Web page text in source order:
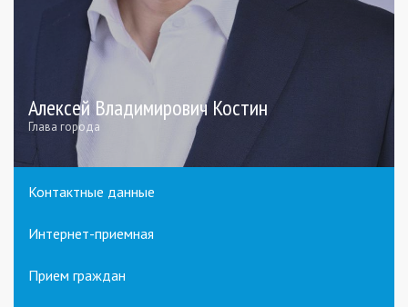
Алексей Владимирович Костин
Глава города
Контактные данные
Интернет-приемная
Прием граждан